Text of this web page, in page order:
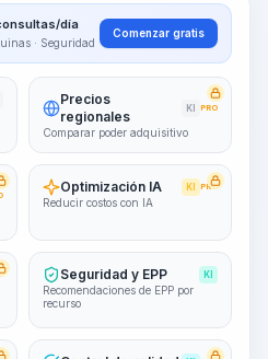
día
· Seguridad
Comenzar gratis
Precios
regionales
KI PRO
Comparar poder adquisitivo
Optimización IA KI PRO
Reducir costos con IA
Seguridad y EPP KI
Recomendaciones de EPP por
recurso